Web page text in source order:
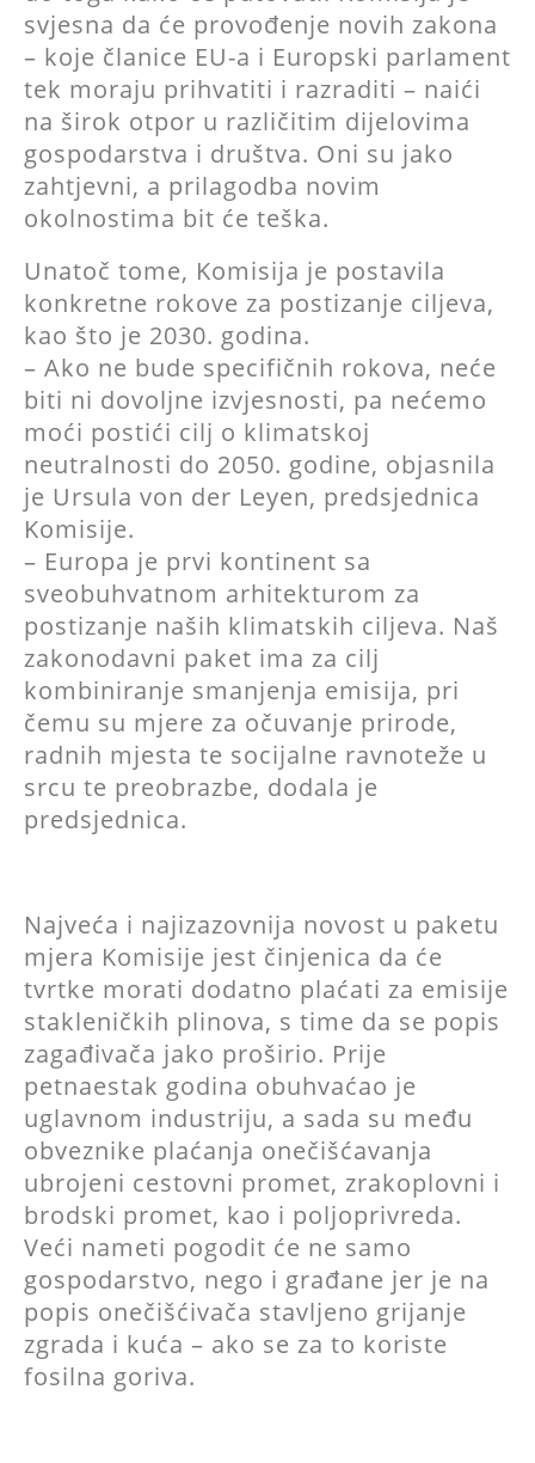
svjesna da će provođenje novih zakona
– koje članice EU-a i Europski parlament
tek moraju prihvatiti i razraditi – naići
na širok otpor u različitim dijelovima
gospodarstva i društva. Oni su jako
zahtjevni, a prilagodba novim
okolnostima bit će teška.
Unatoč tome, Komisija je postavila
konkretne rokove za postizanje ciljeva,
kao što je 2030. godina.
– Ako ne bude specifičnih rokova, neće
biti ni dovoljne izvjesnosti, pa nećemo
moći postići cilj o klimatskoj
neutralnosti do 2050. godine, objasnila
je Ursula von der Leyen, predsjednica
Komisije.
– Europa je prvi kontinent sa
sveobuhvatnom arhitekturom za
postizanje naših klimatskih ciljeva. Naš
zakonodavni paket ima za cilj
kombiniranje smanjenja emisija, pri
čemu su mjere za očuvanje prirode,
radnih mjesta te socijalne ravnoteže u
srcu te preobrazbe, dodala je
predsjednica.
Najveća i najizazovnija novost u paketu
mjera Komisije jest činjenica da će
tvrtke morati dodatno plaćati za emisije
stakleničkih plinova, s time da se popis
zagađivača jako proširio. Prije
petnaestak godina obuhvaćao je
uglavnom industriju, a sada su među
obveznike plaćanja onečišćavanja
ubrojeni cestovni promet, zrakoplovni i
brodski promet, kao i poljoprivreda.
Veći nameti pogodit će ne samo
gospodarstvo, nego i građane jer je na
popis onečišćivača stavljeno grijanje
zgrada i kuća – ako se za to koriste
fosilna goriva.